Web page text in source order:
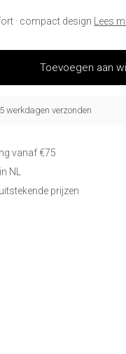
· compact design Lees
Toevoegen aan
werkdagen verzonden
vanaf €75
NL
prijzen